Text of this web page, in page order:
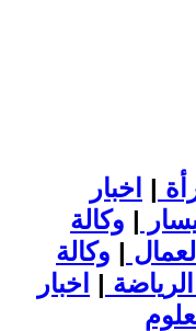
| اخبار
| وكالة
| وكالة
الرياضة | اخبار